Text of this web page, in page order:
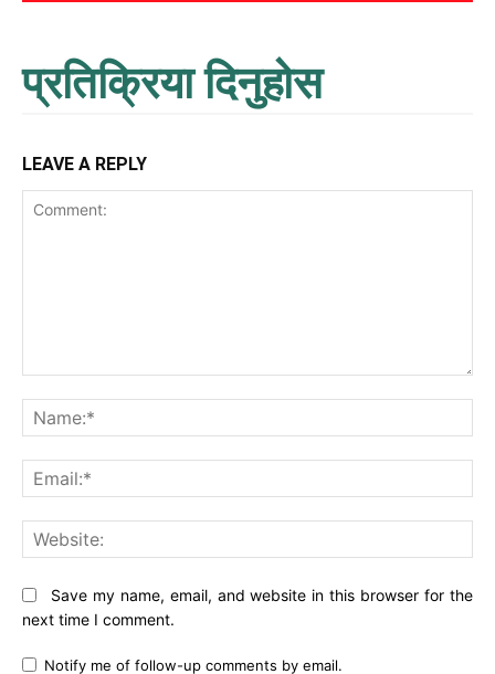
प्रतिक्रिया दिनुहोस
LEAVE A REPLY
Save my name, email, and website in this browser for the
next time I comment.
Notify me of follow-up comments by email.